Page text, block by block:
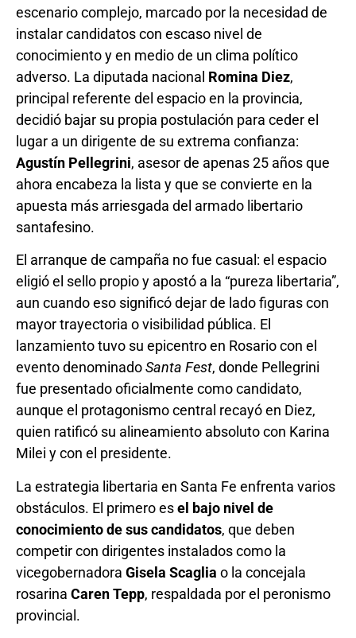
escenario complejo, marcado por la necesidad de
instalar candidatos con escaso nivel de
conocimiento y en medio de un clima político
adverso. La diputada nacional Romina Diez,
principal referente del espacio en la provincia,
decidió bajar su propia postulación para ceder el
lugar a un dirigente de su extrema confianza:
Agustín Pellegrini, asesor de apenas 25 años que
ahora encabeza la lista y que se convierte en la
apuesta más arriesgada del armado libertario
santafesino.
El arranque de campaña no fue casual: el espacio
eligió el sello propio y apostó a la “pureza libertaria”,
aun cuando eso significó dejar de lado figuras con
mayor trayectoria o visibilidad pública. El
lanzamiento tuvo su epicentro en Rosario con el
evento denominadoSanta Fest, donde Pellegrini
fue presentado oficialmente como candidato,
aunque el protagonismo central recayó en Diez,
quien ratificó su alineamiento absoluto con Karina
Milei y con el presidente.
La estrategia libertaria en Santa Fe enfrenta varios
obstáculos. El primero esel bajo nivel de
conocimiento de sus candidatos, que deben
competir con dirigentes instalados como la
vicegobernadora Gisela Scaglia o la concejala
rosarina Caren Tepp, respaldada por el peronismo
provincial.